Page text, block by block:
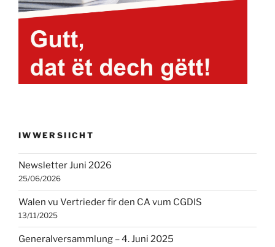
IWWERSIICHT
Newsletter Juni 2026
25/06/2026
Walen vu Vertrieder fir den CA vum CGDIS
13/11/2025
Generalversammlung – 4. Juni 2025